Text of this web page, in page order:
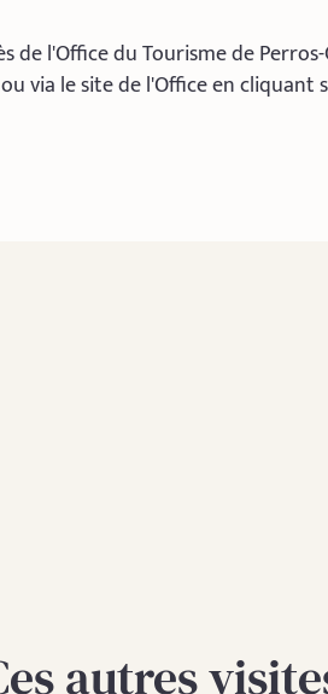
l'Office du Tourisme de
via le site de l'Office en
autres